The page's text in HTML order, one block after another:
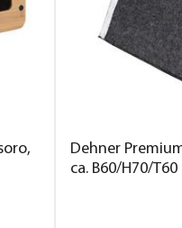
Dehner
ca. B60/H70/T60